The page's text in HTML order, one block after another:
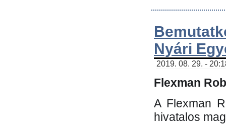
Nyári
2019. 08. 29. -
Flexman
A Flexman
hivatalos